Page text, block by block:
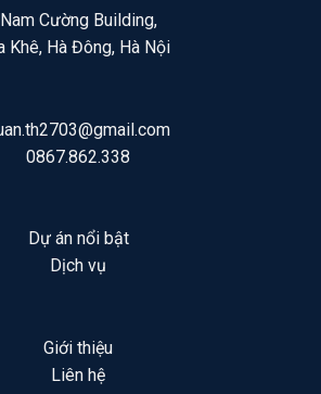
Nam Cường Building,
Khê, Hà Đông, Hà Nội
0867.862.338
Dự án nổi bật
Dịch vụ
Giới thiệu
Liên hệ